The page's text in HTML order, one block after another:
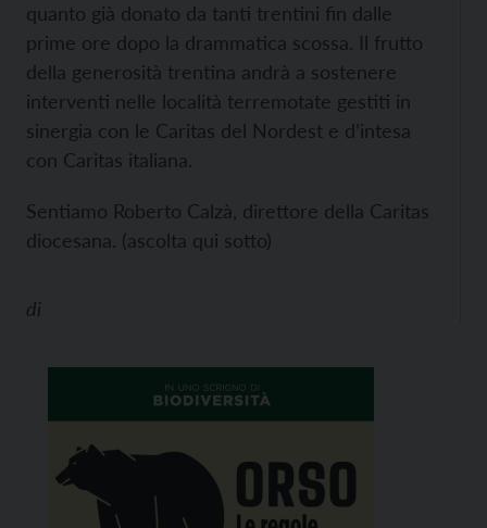
quanto già donato da tanti trentini fin dalle
prime ore dopo la drammatica scossa. Il frutto
della generosità trentina andrà a sostenere
interventi nelle località terremotate gestiti in
sinergia con le Caritas del Nordest e d’intesa
con Caritas italiana.
Sentiamo Roberto Calzà, direttore della Caritas
diocesana. (ascolta qui sotto)
di